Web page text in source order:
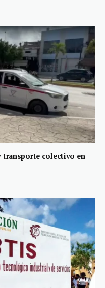
transporte colectivo en